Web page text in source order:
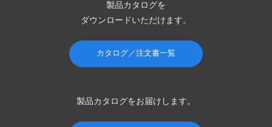
製品カタログを
ダウンロードいただけます。
カタログ／注文書一覧
製品カタログをお届けします。